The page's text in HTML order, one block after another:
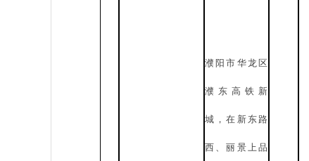
濮 阳市华龙区
濮东高铁新
城，在新东路
西、丽景上品